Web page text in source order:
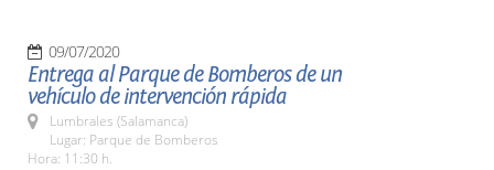
09/07/2020
Entrega al Parque de Bomberos de un
vehículo de intervención rápida
Lumbrales (Salamanca)
Lugar: Parque de Bomberos
Hora: 11:30 h.